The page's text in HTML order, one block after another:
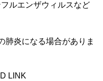
ルエンザウィルスなど
肺炎になる場合がありま
LINK